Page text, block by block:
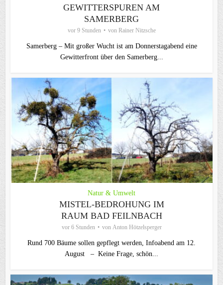
EWITTERSPUREN AM S
AMERBERG
vor 9 Stunden von Rainer Nitzsche
Samerberg – Mit großer Wucht ist am Donnerstagabend eine
Gewitterfront über den Samerberg...
Natur & Umwelt
MISTEL-BEDROHUNG IM
RAUM BAD FEILNBACH
vor 6 Stunden von Anton Hötzelsperger
Rund 700 Bäume sollen gepflegt werden, Infoabend am 12.
August – Keine Frage, schön...